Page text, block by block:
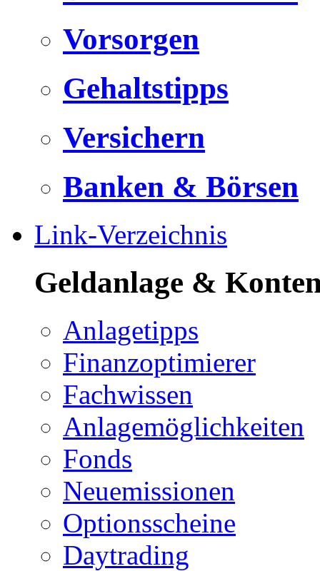
Vorsorgen
Gehaltstipps
Versichern
Banken & Börsen
Link-Verzeichnis
Geldanlage &
Anlagetipps
Finanzoptimierer
Fachwissen
Anlagemöglichkeiten
Fonds
Neuemissionen
Optionsscheine
Daytrading